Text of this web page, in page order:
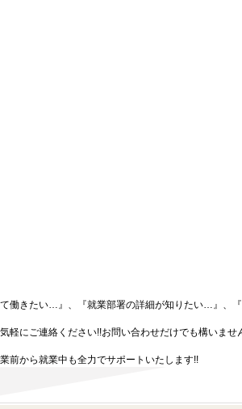
働きたい…』、『就業部署の詳細が知りたい…』、
にご連絡ください!!お問い合わせだけでも構いませ
前から就業中も全力でサポートいたします!!